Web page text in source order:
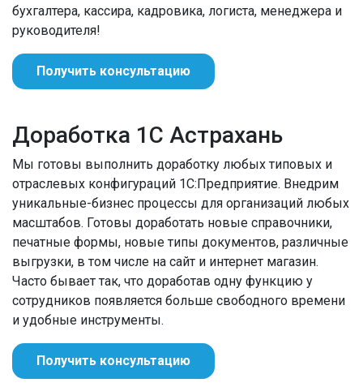
бухгалтера, кассира, кадровика, логиста, менеджера и
руководителя!
Получить консультацию
Доработка 1С Астрахань
Мы готовы выполнить доработку любых типовых и
отраслевых конфигураций 1С:Предприятие. Внедрим
уникальные-бизнес процессы для организаций любых
масштабов. Готовы доработать новые справочники,
печатные формы, новые типы документов, различные
выгрузки, в том числе на сайт и интернет магазин.
Часто бывает так, что доработав одну функцию у
сотрудников появляется больше свободного времени
и удобные инструменты.
Получить консультацию